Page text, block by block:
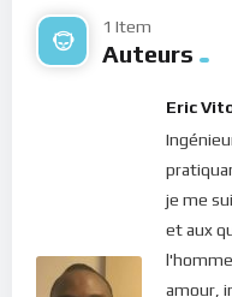
souffrance qu’elles
véritablement moyen
C’est d’ailleurs cet
Venez à moi vous
lourd fardeau et je vous
mon joug et laissez-moi
1 Item
Auteurs
Eric
je me
et aux
amour,